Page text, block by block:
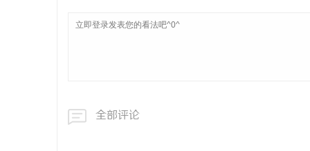
全部评论